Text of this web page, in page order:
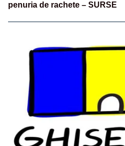
penuria de rachete – SURSE